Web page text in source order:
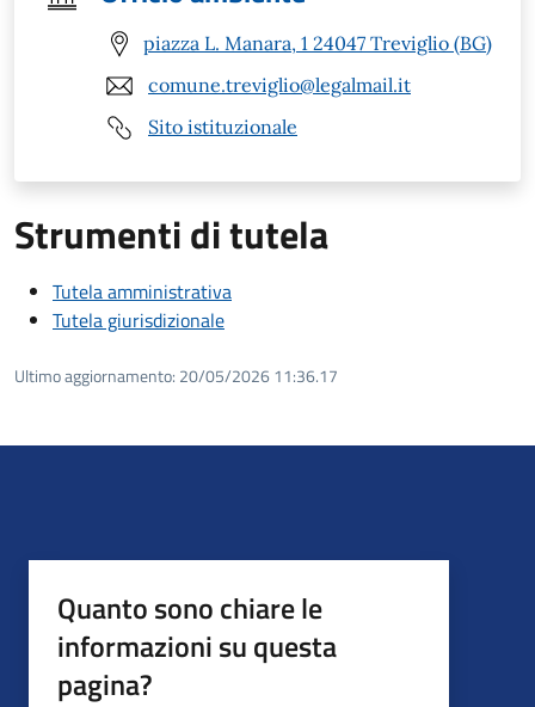
piazza L. Manara, 1 24047 Treviglio (BG)
comune.treviglio@legalmail.it
Sito istituzionale
Strumenti di tutela
Tutela amministrativa
Tutela giurisdizionale
Ultimo aggiornamento: 20/05/2026 11:36.17
Quanto sono chiare le
informazioni su questa
pagina?